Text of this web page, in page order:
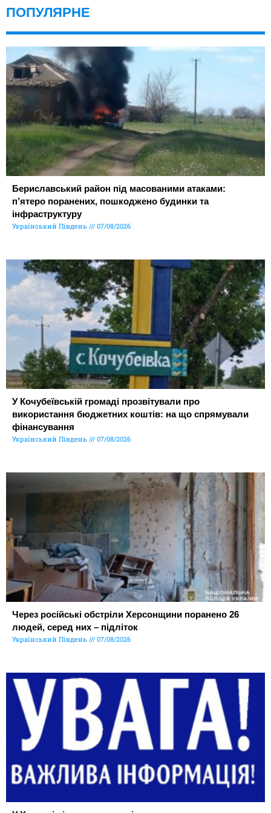
ПОПУЛЯРНЕ
Бериславський район під масованими атаками:
п’ятеро поранених, пошкоджено будинки та
інфраструктуру
Український Південь 07/08/2026
У Кочубеївській громаді прозвітували про
використання бюджетних коштів: на що спрямували
фінансування
Український Південь 07/08/2026
Через російські обстріли Херсонщини поранено 26
людей, серед них – підліток
Український Південь 07/08/2026